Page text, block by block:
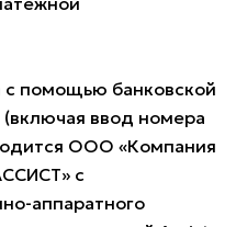
с помощью банковской
ввод номера
ООО «Компания
с
аппаратного